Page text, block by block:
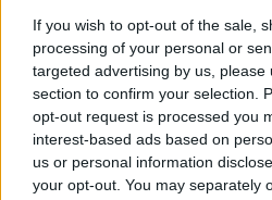
If you wish to opt-out of the sale,
processing of your personal or
targeted advertising by us, please
section to confirm your selection.
opt-out request is processed you
interest-based ads based on
us or personal information
your opt-out. You may separately
επαναεριοποίησης,
από τη Mercuria προς τη
σταθμού, αλλά και από
απαραίτητου εμπορικού και
για τη θέση του έργου σε